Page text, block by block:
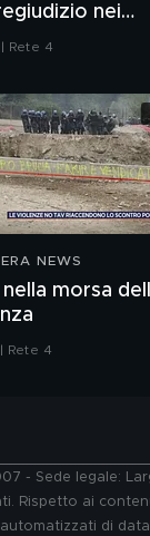
nei
della
Rete 4
NEWS
nella morsa
Rete 4
- Sede legale:
Rispetto ai
di